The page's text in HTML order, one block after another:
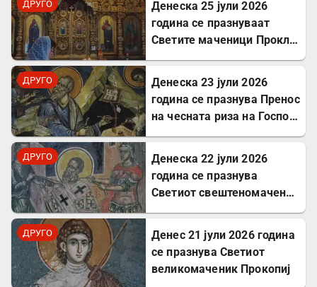
ДРУГО
Денеска 25 јули 2026
година се празнуваат
Светите маченици Прокл и
ДРУГО
Денеска 23 јули 2026
година се празнува Пренос
на чесната риза на Господ
ДРУГО
Денеска 22 јули 2026
година се празнува
Светиот свештеномаченик
ДРУГО
Денес 21 јули 2026 година
се празнува Светиот
великомаченик Прокопиј